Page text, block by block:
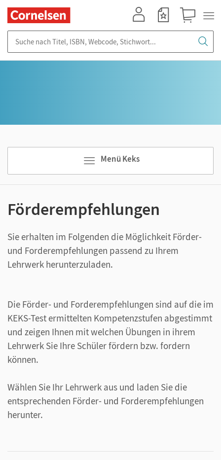
Menü Keks
Förderempfehlungen
Sie erhalten im Folgenden die Möglichkeit Förder-
und Forderempfehlungen passend zu Ihrem
Lehrwerk herunterzuladen.
Die Förder- und Forderempfehlungen sind auf die im
KEKS-Test ermittelten Kompetenzstufen abgestimmt
und zeigen Ihnen mit welchen Übungen in ihrem
Lehrwerk Sie Ihre Schüler fördern bzw. fordern
können.
Wählen Sie Ihr Lehrwerk aus und laden Sie die
entsprechenden Förder- und Forderempfehlungen
herunter.